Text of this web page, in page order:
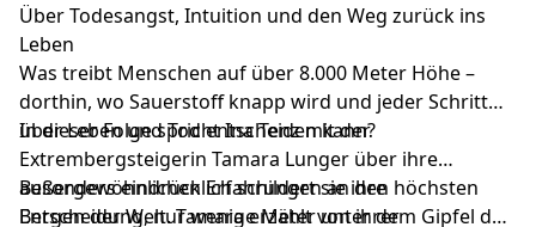
Über Todesangst, Intuition und den Weg zurück ins
Leben
Was treibt Menschen auf über 8.000 Meter Höhe –
dorthin, wo Sauerstoff knapp wird und jeder Schritt
über Leben und Tod entscheiden kann?
In dieser Folge spricht Ina Tenz mit der
Extrembergsteigerin Tamara Lunger über ihre
außergewöhnlichen Erfahrungen an den höchsten
Bergen der Welt. Tamara erzählt von ihrer
Besonders eindrücklich schildert sie ihre
Entscheidung, nur wenige Meter unter dem Gipfel des